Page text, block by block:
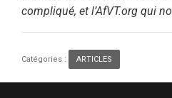
compliqué, et l’AfVT.org qui
Catégories : ARTICLES